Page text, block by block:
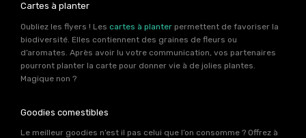
Cartes à planter
Oubliez les flyers ! Les cartes à planter permettent de favoriser la
biodiversité. Elles contiennent des graines de fleurs ou
d’aromates. Après avoir lu votre communication, vos partenaires
pourront planter la carte pour donner vie à de jolies plantes.
Magique non ?
Goodies comestibles
Le meilleur goodies n’est il pas celui que l’on consomme ? Offrez à